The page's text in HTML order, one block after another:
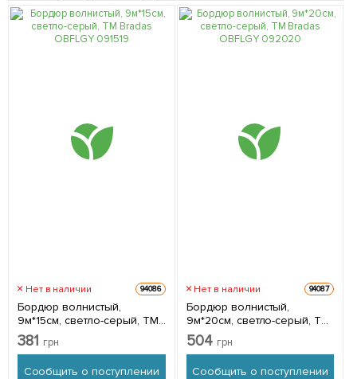
Нет в наличии 94086
Бордюр волнистый,
9м*15см, светло-серый, ТМ
Bradas OBFLGY 0915
381 грн
Сообщить о поступлении
Нет в наличии 94087
Бордюр волнистый,
9м*20см, светло-серый, ТМ
Bradas OBFLGY 0920
504 грн
Сообщить о поступлении